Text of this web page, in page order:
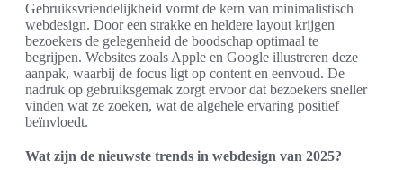
Gebruiksvriendelijkheid vormt de kern van minimalistisch
webdesign. Door een strakke en heldere layout krijgen
bezoekers de gelegenheid de boodschap optimaal te
begrijpen. Websites zoals Apple en Google illustreren deze
aanpak, waarbij de focus ligt op content en eenvoud. De
nadruk op gebruiksgemak zorgt ervoor dat bezoekers sneller
vinden wat ze zoeken, wat de algehele ervaring positief
beïnvloedt.
Wat zijn de nieuwste trends in webdesign van 2025?